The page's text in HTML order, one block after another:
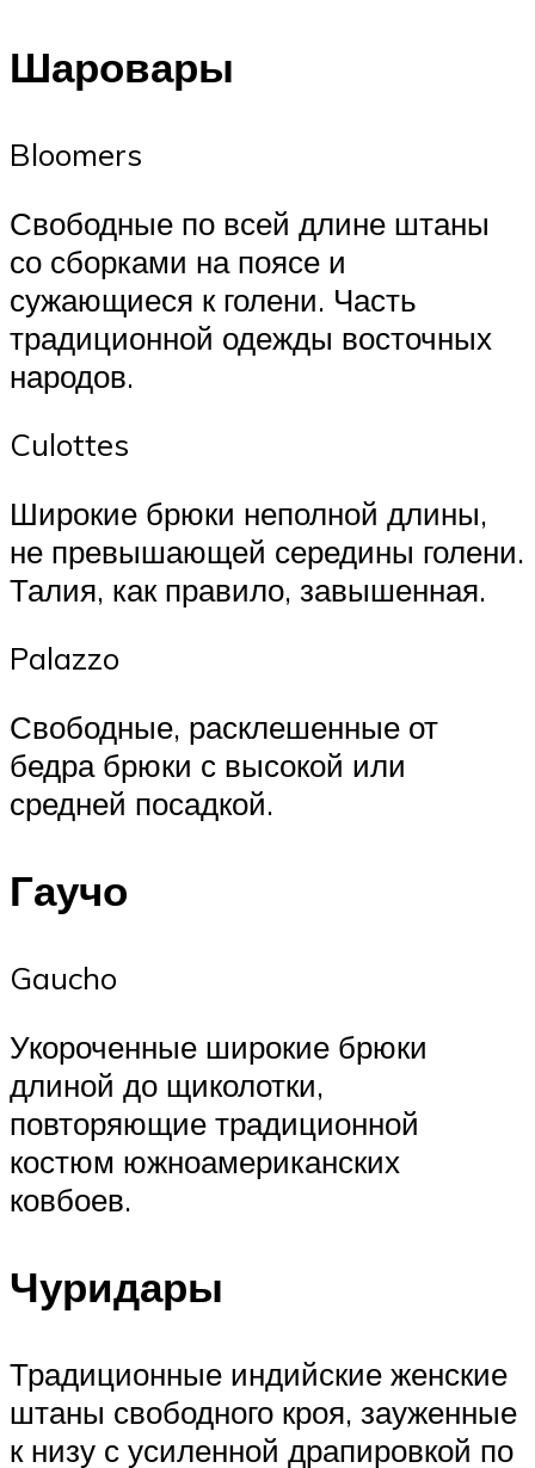
Шаровары
Bloomers
Свободные по всей длине штаны
со сборками на поясе и
сужающиеся к голени. Часть
традиционной одежды восточных
народов.
Culottes
Широкие брюки неполной длины,
не превышающей середины голени.
Талия, как правило, завышенная.
Palazzo
Свободные, расклешенные от
бедра брюки с высокой или
средней посадкой.
Гаучо
Gaucho
Укороченные широкие брюки
длиной до щиколотки,
повторяющие традиционной
костюм южноамериканских
ковбоев.
Чуридары
Традиционные индийские женские
штаны свободного кроя, зауженные
к низу с усиленной драпировкой по